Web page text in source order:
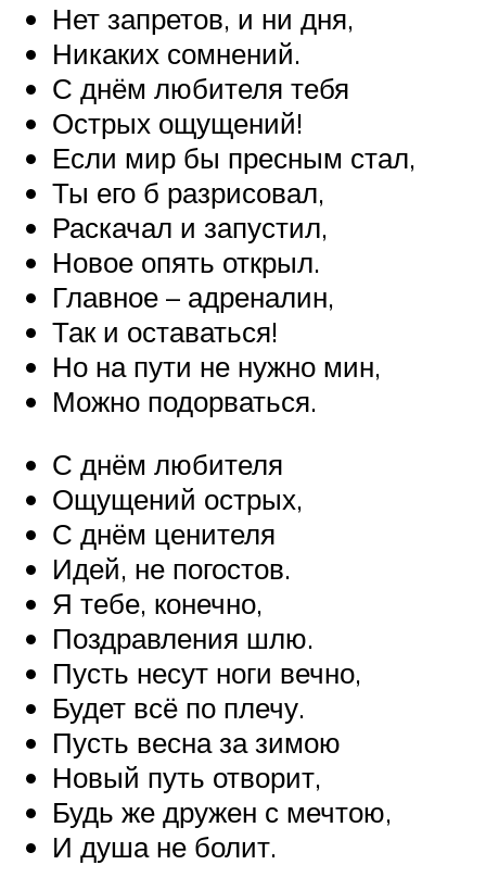
Нет запретов, и ни дня,
Никаких сомнений.
С днём любителя тебя
Острых ощущений!
Если мир бы пресным стал,
Ты его б разрисовал,
Раскачал и запустил,
Новое опять открыл.
Главное – адреналин,
Так и оставаться!
Но на пути не нужно мин,
Можно подорваться.
С днём любителя
Ощущений острых,
С днём ценителя
Идей, не погостов.
Я тебе, конечно,
Поздравления шлю.
Пусть несут ноги вечно,
Будет всё по плечу.
Пусть весна за зимою
Новый путь отворит,
Будь же дружен с мечтою,
И душа не болит.